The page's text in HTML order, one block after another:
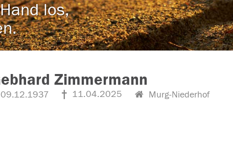
los,
Zimmermann
09.12.1937 11.04.2025 Murg-Niederhof